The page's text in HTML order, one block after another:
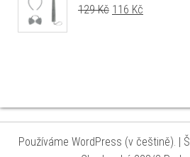
129Kč Původní cena
116 Kč
Používáme WordPress (v češtině).